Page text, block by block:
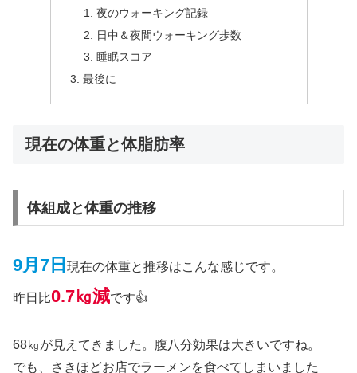
夜のウォーキング記録
日中＆夜間ウォーキング歩数
睡眠スコア
最後に
現在の体重と体脂肪率
体組成と体重の推移
9月7日 現在の体重と推移はこんな感じです。
昨日比0.7㎏減です👍
68㎏が見えてきました。腹八分効果は大きいですね。
でも、さきほどお店でラーメンを食べてしまいました